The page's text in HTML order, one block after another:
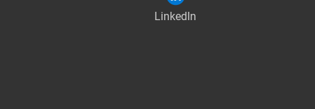
LinkedIn